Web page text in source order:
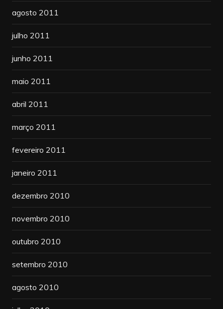
agosto 2011
julho 2011
junho 2011
maio 2011
abril 2011
março 2011
fevereiro 2011
janeiro 2011
dezembro 2010
novembro 2010
outubro 2010
setembro 2010
agosto 2010